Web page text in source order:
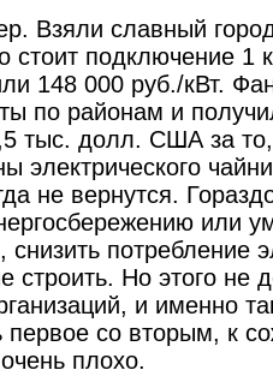
Взяли славный
стоит подключение 1
148 000 руб./кВт.
по районам и
тыс. долл. США за
электрического
не вернутся.
или
снизить потребление
строить. Но этого не
и именно
первое со вторым, к
плохо.